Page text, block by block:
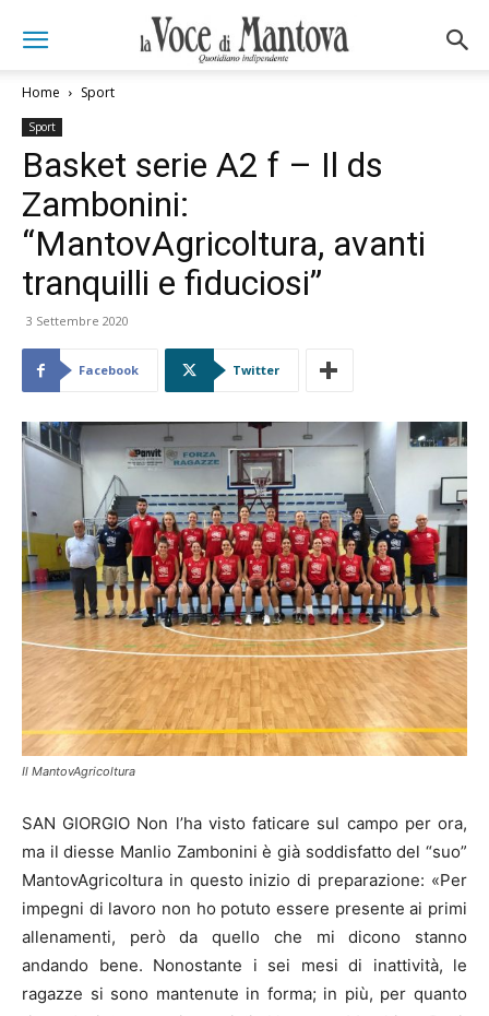
Home Sport
Sport
Basket serie A2 f – Il ds
Zambonini:
“MantovAgricoltura, avanti
tranquilli e fiduciosi”
3 Settembre 2020
Facebook Twitter
Il MantovAgricoltura
SAN GIORGIO Non l’ha visto faticare sul campo per ora,
ma il diesse Manlio Zambonini è già soddisfatto del “suo”
MantovAgricoltura in questo inizio di preparazione: «Per
impegni di lavoro non ho potuto essere presente ai primi
allenamenti, però da quello che mi dicono stanno
andando bene. Nonostante i sei mesi di inattività, le
ragazze si sono mantenute in forma; in più, per quanto